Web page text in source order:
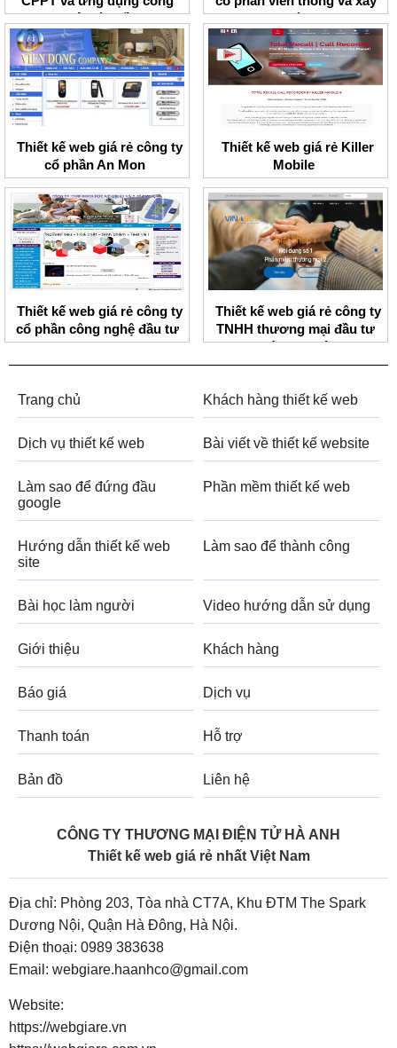
nghệ toàn cầu
dựng Thành Lợi
Thiết kế web giá rẻ công ty
cổ phần An Mon
Thiết kế web giá rẻ Killer
Mobile
Thiết kế web giá rẻ công ty
cổ phần công nghệ đầu tư
BMV
Thiết kế web giá rẻ công ty
TNHH thương mại đầu tư
ngôi sao Việt
Trang chủ Khách hàng thiết kế web
Dịch vụ thiết kế web Bài viết về thiết kế website
Làm sao để đứng đầu
google
Phần mềm thiết kế web
Hướng dẫn thiết kế web
site
Làm sao để thành công
Bài học làm người Video hướng dẫn sử dụng
Giới thiệu Khách hàng
Báo giá Dịch vụ
Thanh toán Hỗ trợ
Bản đồ Liên hệ
CÔNG TY THƯƠNG MẠI ĐIỆN TỬ HÀ ANH
Thiết kế web giá rẻ nhất Việt Nam
Địa chỉ: Phòng 203, Tòa nhà CT7A, Khu ĐTM The Spark
Dương Nội, Quận Hà Đông, Hà Nội.
Điện thoại: 0989 383638
Email: webgiare.haanhco@gmail.com
Website:
https://webgiare.vn